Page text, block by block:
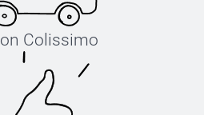
Colissimo